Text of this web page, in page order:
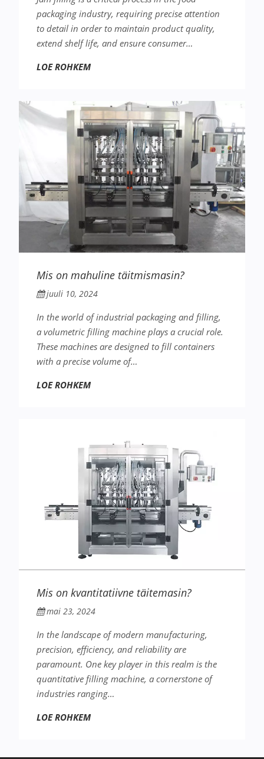
packaging industry, requiring precise attention
to detail in order to maintain product quality,
extend shelf life, and ensure consumer…
LOE ROHKEM
Mis on mahuline täitmismasin?
juuli 10, 2024
In the world of industrial packaging and filling,
a volumetric filling machine plays a crucial role.
These machines are designed to fill containers
with a precise volume of…
LOE ROHKEM
Mis on kvantitatiivne täitemasin?
mai 23, 2024
In the landscape of modern manufacturing,
precision, efficiency, and reliability are
paramount. One key player in this realm is the
quantitative filling machine, a cornerstone of
industries ranging…
LOE ROHKEM